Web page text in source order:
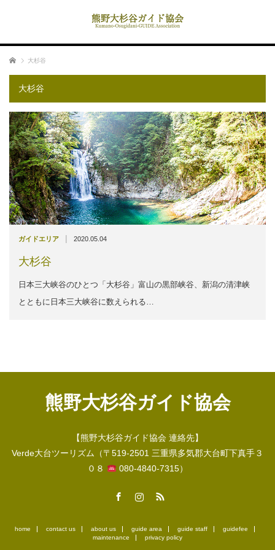
ホーム 大杉谷
大杉谷
ガイドエリア | 2020.05.04
大杉谷
日本三大峡谷のひとつ「大杉谷」富山の黒部峡谷、新潟の清津峡
とともに日本三大峡谷に数えられる…
熊野大杉谷ガイド協会
【熊野大杉谷ガイド協会 連絡先】
Verde大台ツーリズム（〒519-2501 三重県多気郡大台町下真手３
０８
080-4840-7315）
home contact us about us guide area guide staff
guidefee
maintenance
privacy policy